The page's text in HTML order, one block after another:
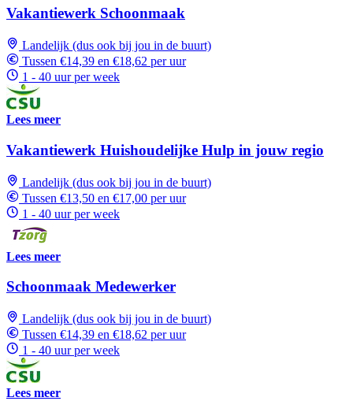
Vakantiewerk Schoonmaak
Landelijk (dus ook bij jou in de buurt)
Tussen €14,39 en €18,62 per uur
1 - 40 uur per week
Lees meer
Vakantiewerk Huishoudelijke Hulp in jouw regio
Landelijk (dus ook bij jou in de buurt)
Tussen €13,50 en €17,00 per uur
1 - 40 uur per week
Lees meer
Schoonmaak Medewerker
Landelijk (dus ook bij jou in de buurt)
Tussen €14,39 en €18,62 per uur
1 - 40 uur per week
Lees meer